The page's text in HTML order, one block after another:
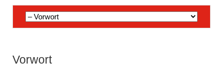
Navigation
überspringen
Vorwort